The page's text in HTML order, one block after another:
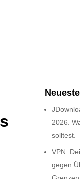
2026.
solltest.
VPN:
gegen